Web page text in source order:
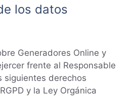
los datos
Generadores Online y
frente al Responsable
siguientes derechos
y la Ley Orgánica